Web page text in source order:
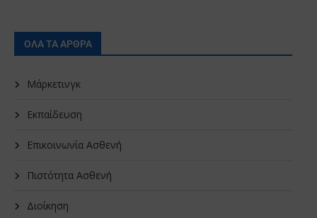
ΟΛΑ ΤΑ ΑΡΘΡΑ
Μάρκετινγκ
Εκπαίδευση
Επικοινωνία Ασθενή
Πιστότητα Ασθενή
Διοίκηση